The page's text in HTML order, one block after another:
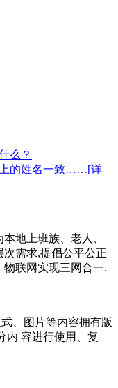
么？
上的姓名一致……[详
地上班族、老人、
需求,提倡公平公正
联网实现三网合一.
、图片等内容拥有版
内 容进行使用、复